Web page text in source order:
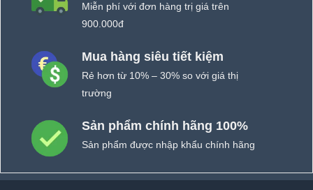
Miễn phí với đơn hàng trị giá trên
900.000đ
Mua hàng siêu tiết kiệm
Rẻ hơn từ 10% – 30% so với giá thị
trường
Sản phẩm chính hãng 100%
Sản phẩm được nhập khẩu chính hãng